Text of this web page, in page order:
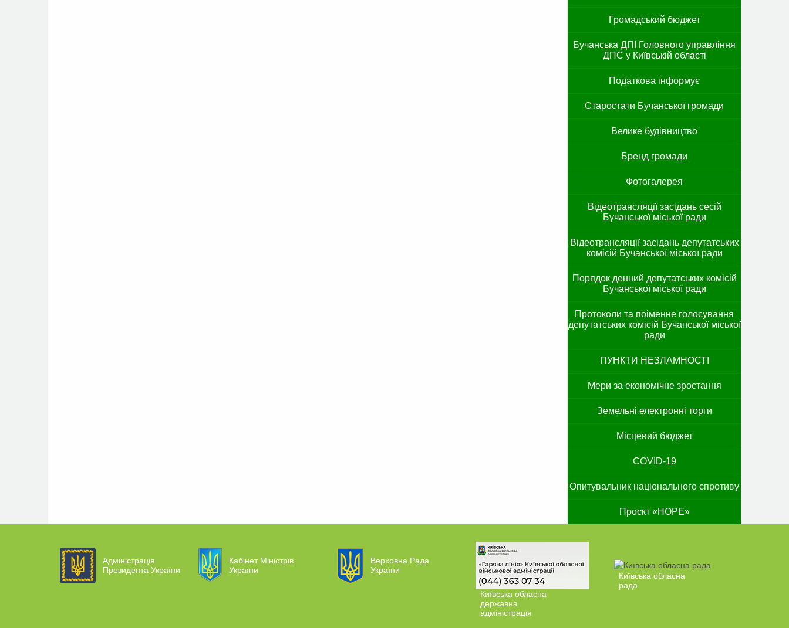
Громадський бюджет
Бучанська ДПІ Головного управління
ДПС у Київській області
Податкова інформує
Старостати Бучанської громади
Велике будівництво
Бренд громади
Фотогалерея
Відеотрансляції засідань сесій
Бучанської міської ради
Відеотрансляції засідань депутатських
комісій Бучанської міської ради
Порядок денний депутатських комісій
Бучанської міської ради
Протоколи та поіменне голосування
депутатських комісій Бучанської міської
ради
ПУНКТИ НЕЗЛАМНОСТІ
Мери за економічне зростання
Земельні електронні торги
Місцевий бюджет
COVID-19
Опитувальник національного спротиву
Проєкт «HOPE»
Адміністрація
Президента України
Кабінет Міністрів
України
Верховна Рада
України
Київська обласна
державна
адміністрація
Київська обласна
рада